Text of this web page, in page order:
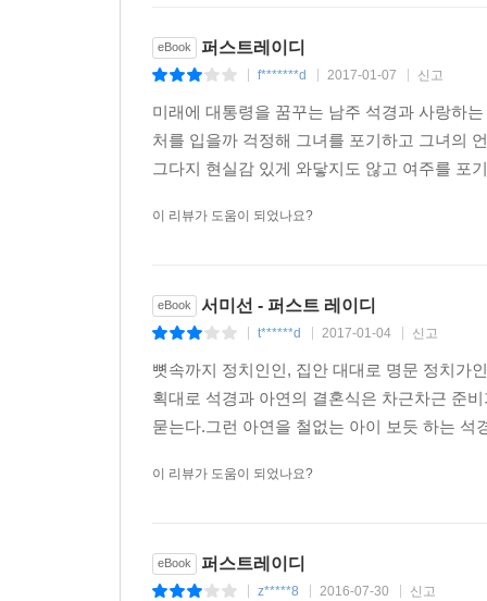
eBook 퍼스트레이디
f*******d 2017-01-07 신고
미래에 대통령을 꿈꾸는 남주 석경과 사랑하
처를 입을까 걱정해 그녀를 포기하고 그녀의
그다지 현실감 있게 와닿지도 않고 여주를 포
이 리뷰가 도움이 되었나요?
eBook 서미선 - 퍼스트 레이디
t******d 2017-01-04 신고
뼛속까지 정치인인, 집안 대대로 명문 정치가
획대로 석경과 아연의 결혼식은 차근차근 준
묻는다.그런 아연을 철없는 아이 보듯 하는
이 리뷰가 도움이 되었나요?
eBook 퍼스트레이디
z*****8 2016-07-30 신고